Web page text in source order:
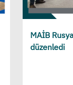
MAİB
düzenledi